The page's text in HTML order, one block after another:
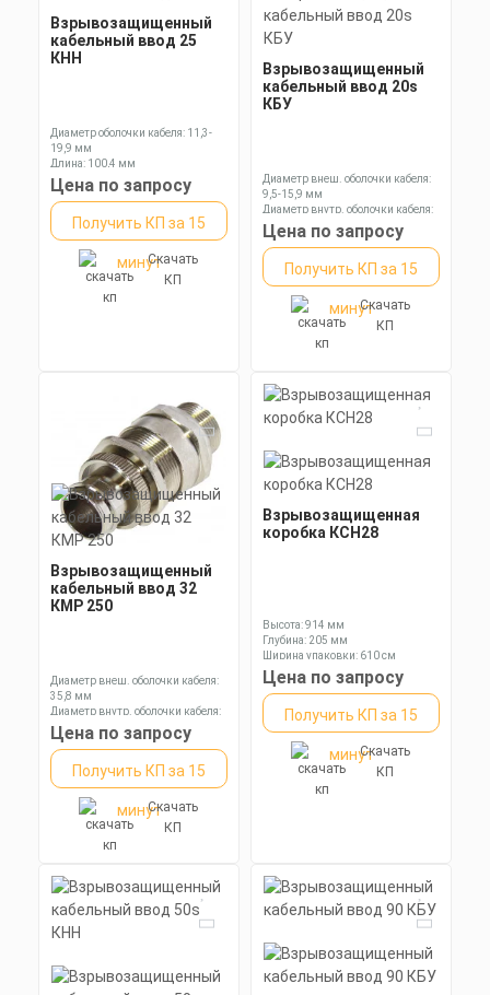
Взрывозащищенный
кабельный ввод 25
КНН
Диаметр оболочки кабеля: 11,3-
19,9 мм
Длина: 100,4 мм
Ключ: 36 мм
Цена по запросу
Получить КП за 15
минутСкачать
КП
Взрывозащищенный
кабельный ввод 20s
КБУ
Диаметр внеш. оболочки кабеля:
9,5-15,9 мм
Диаметр внутр. оболочки кабеля:
6,1-11,7 мм
Длина: 84,3 мм
Цена по запросу
Получить КП за 15
минутСкачать
КП
Взрывозащищенный
кабельный ввод 32
КМР 250
Диаметр внеш. оболочки кабеля:
35,8 мм
Диаметр внутр. оболочки кабеля:
28,1 мм
Диаметр оболочки кабеля: 17,0-
26,2 мм
Цена по запросу
Получить КП за 15
минутСкачать
КП
Взрывозащищенная
коробка КСН28
Высота: 914 мм
Глубина: 205 мм
Ширина упаковки: 610 см
Цена по запросу
Получить КП за 15
минутСкачать
КП